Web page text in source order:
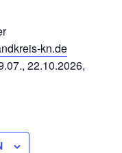
kn.de
22.10.2026,